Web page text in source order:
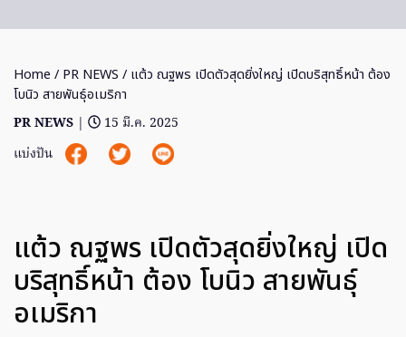
Home / PR NEWS / แต้ว ณฐพร เปิดตัวสุดยิ่งใหญ่ เปิดบริสุทธิ์หน้า ต้อง
โบนิว สายพันธุ์อเมริกา
PR NEWS |
15 มี.ค. 2025
แบ่งปัน
แต้ว ณฐพร เปิดตัวสุดยิ่งใหญ่ เปิด
บริสุทธิ์หน้า ต้อง โบนิว สายพันธุ์
อเมริกา